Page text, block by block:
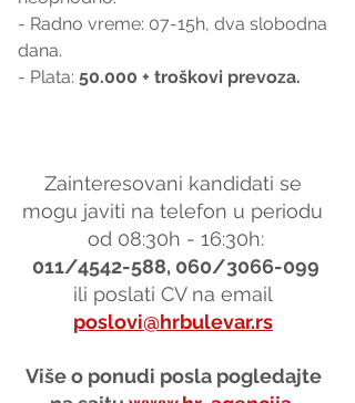
- Radno vreme: 07-15h, dva slobodna
dana.
- Plata: 50.000 + troškovi prevoza.
Zainteresovani kandidati se
mogu javiti na telefon u periodu
od 08:30h - 16:30h:
011/4542-588, 060/3066-099
ili poslati CV na email
poslovi@hrbulevar.rs
Više o ponudi posla pogledajte